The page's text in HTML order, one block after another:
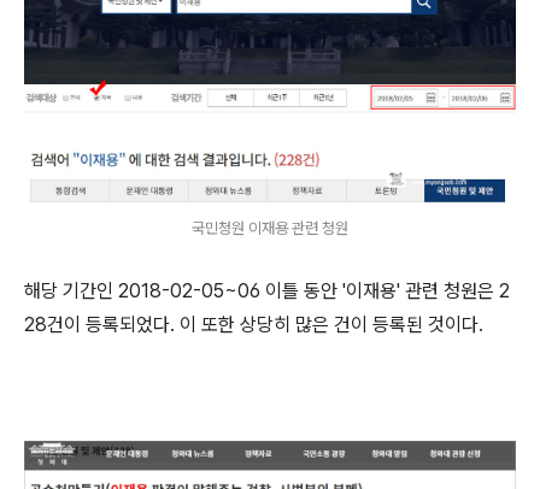
국민청원 이재용 관련 청원
해당 기간인 2018-02-05~06 이틀 동안 '이재용' 관련 청원은 2
28건이 등록되었다. 이 또한 상당히 많은 건이 등록된 것이다.